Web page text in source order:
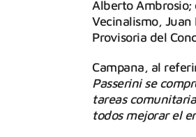
Alberto Ambrosio;
Vecinalismo,
Provisoria del
Campana, al
Passerini se
tareas
todos mejorar el